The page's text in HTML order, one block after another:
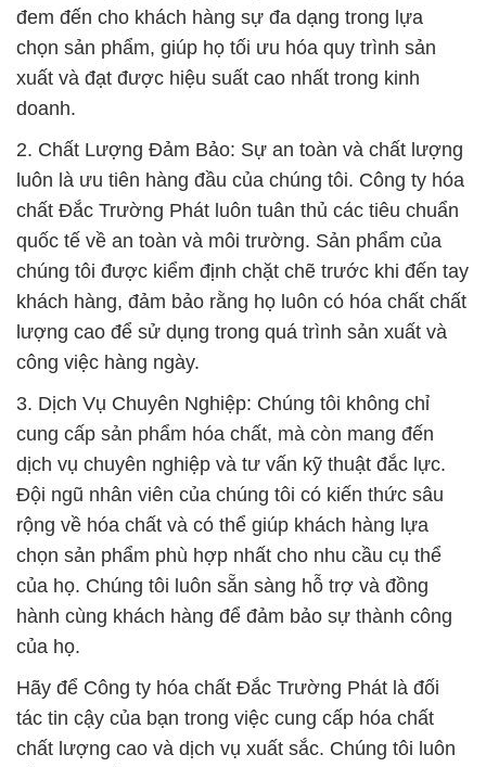
đem đến cho khách hàng sự đa dạng trong lựa
chọn sản phẩm, giúp họ tối ưu hóa quy trình sản
xuất và đạt được hiệu suất cao nhất trong kinh
doanh.
2. Chất Lượng Đảm Bảo: Sự an toàn và chất lượng
luôn là ưu tiên hàng đầu của chúng tôi. Công ty hóa
chất Đắc Trường Phát luôn tuân thủ các tiêu chuẩn
quốc tế về an toàn và môi trường. Sản phẩm của
chúng tôi được kiểm định chặt chẽ trước khi đến tay
khách hàng, đảm bảo rằng họ luôn có hóa chất chất
lượng cao để sử dụng trong quá trình sản xuất và
công việc hàng ngày.
3. Dịch Vụ Chuyên Nghiệp: Chúng tôi không chỉ
cung cấp sản phẩm hóa chất, mà còn mang đến
dịch vụ chuyên nghiệp và tư vấn kỹ thuật đắc lực.
Đội ngũ nhân viên của chúng tôi có kiến thức sâu
rộng về hóa chất và có thể giúp khách hàng lựa
chọn sản phẩm phù hợp nhất cho nhu cầu cụ thể
của họ. Chúng tôi luôn sẵn sàng hỗ trợ và đồng
hành cùng khách hàng để đảm bảo sự thành công
của họ.
Hãy để Công ty hóa chất Đắc Trường Phát là đối
tác tin cậy của bạn trong việc cung cấp hóa chất
chất lượng cao và dịch vụ xuất sắc. Chúng tôi luôn